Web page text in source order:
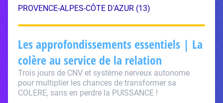
PROVENCE-ALPES-CÔTE D'AZUR (13)
Les approfondissements essentiels | La
colère au service de la relation
Trois jours de CNV et système nerveux autonome
pour multiplier les chances de transformer sa
COLERE, sans en perdre la PUISSANCE !